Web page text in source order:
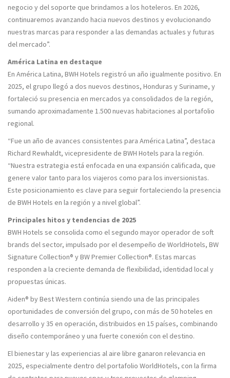
negocio y del soporte que brindamos a los hoteleros. En 2026,
continuaremos avanzando hacia nuevos destinos y evolucionando
nuestras marcas para responder a las demandas actuales y futuras
del mercado”.
América Latina en destaque
En América Latina, BWH Hotels registró un año igualmente positivo. En
2025, el grupo llegó a dos nuevos destinos, Honduras y Suriname, y
fortaleció su presencia en mercados ya consolidados de la región,
sumando aproximadamente 1.500 nuevas habitaciones al portafolio
regional.
“Fue un año de avances consistentes para América Latina”, destaca
Richard Rewhaldt, vicepresidente de BWH Hotels para la región.
“Nuestra estrategia está enfocada en una expansión calificada, que
genere valor tanto para los viajeros como para los inversionistas.
Este posicionamiento es clave para seguir fortaleciendo la presencia
de BWH Hotels en la región y a nivel global”.
Principales hitos y tendencias de 2025
BWH Hotels se consolida como el segundo mayor operador de soft
brands del sector, impulsado por el desempeño de WorldHotels, BW
Signature Collection® y BW Premier Collection®. Estas marcas
responden a la creciente demanda de flexibilidad, identidad local y
propuestas únicas.
Aiden® by Best Western continúa siendo una de las principales
oportunidades de conversión del grupo, con más de 50 hoteles en
desarrollo y 35 en operación, distribuidos en 15 países, combinando
diseño contemporáneo y una fuerte conexión con el destino.
El bienestar y las experiencias al aire libre ganaron relevancia en
2025, especialmente dentro del portafolio WorldHotels, con la firma